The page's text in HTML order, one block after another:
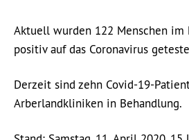
Aktuell wurden 122 Menschen im
positiv auf das Coronavirus
Derzeit sind zehn Covid-19-
Arberlandkliniken in Behandlung.